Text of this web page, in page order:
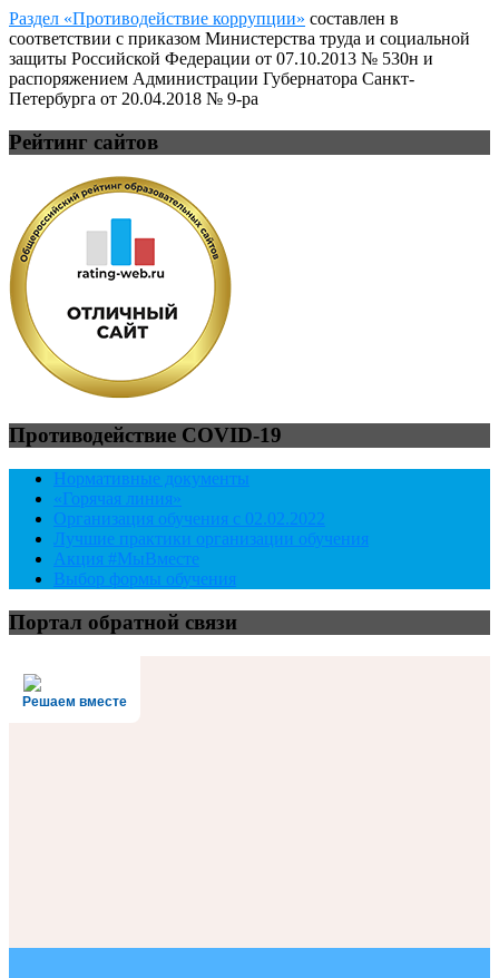
Раздел «Противодействие коррупции» составлен в
соответствии с приказом Министерства труда и социальной
защиты Российской Федерации от 07.10.2013 № 530н и
распоряжением Администрации Губернатора Санкт-
Петербурга от 20.04.2018 № 9-ра
Рейтинг сайтов
Противодействие COVID-19
Нормативные документы
«Горячая линия»
Организация обучения с 02.02.2022
Лучшие практики организации обучения
Акция #МыВместе
Выбор формы обучения
Портал обратной связи
Решаем вместе